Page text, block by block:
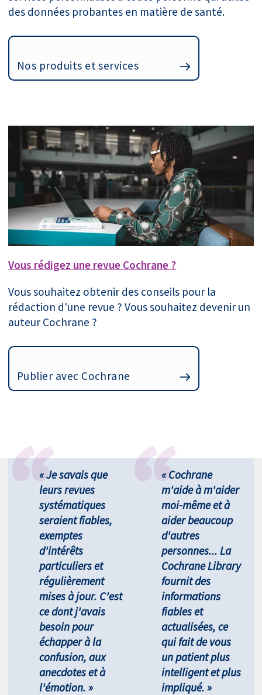
des données probantes en matière de santé.
Nos produits et services
Vous rédigez une revue Cochrane ?
Vous souhaitez obtenir des conseils pour la
rédaction d'une revue ? Vous souhaitez devenir un
auteur Cochrane ?
Publier avec Cochrane
« Je savais que
leurs revues
systématiques
seraient fiables,
exemptes
d'intérêts
particuliers et
régulièrement
mises à jour. C'est
ce dont j'avais
besoin pour
échapper à la
confusion, aux
anecdotes et à
l'émotion. »
« Cochrane
m'aide à m'aider
moi-même et à
aider beaucoup
d'autres
personnes... La
Cochrane Library
fournit des
informations
fiables et
actualisées, ce
qui fait de vous
un patient plus
intelligent et plus
impliqué. »